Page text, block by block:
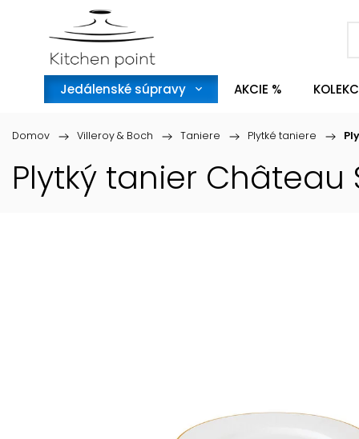
Jedálenské súpravy AKCIE %
Domov / Villeroy & Boch / Taniere / Plytké taniere /
Plytký tanier